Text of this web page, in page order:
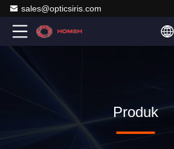
sales@opticsiris.com
Produk